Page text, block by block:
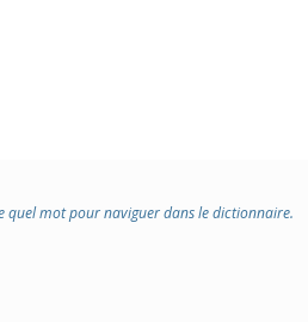
quel mot pour naviguer dans le dictionnaire.